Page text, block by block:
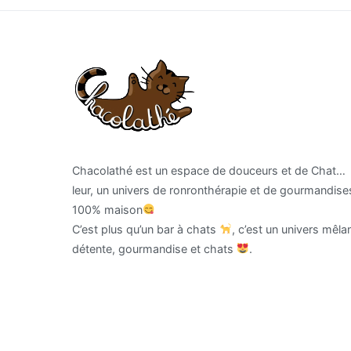
Chacolathé est un espace de douceurs et de Chat…
leur, un univers de ronronthérapie et de
100% maison
C’est plus qu’un bar à chats
, c’est un univers
détente, gourmandise et chats
.